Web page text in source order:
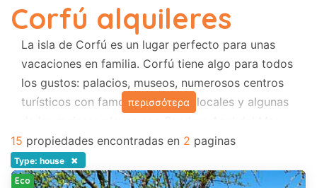
Buscar
Adultos
Corfú alquileres
La isla de Corfú es un lugar perfecto para unas
vacaciones en familia. Corfú tiene algo para todos
los gustos: palacios, museos, numerosos centros
turísticos con famosas tabernas locales y algunas
Jónico. Hay actividades marítimas organizadas y
parques acuáticos. Hay fiestas locales todas las
semanas. Visitar la ciudad de Corfú garantiza una
περισσότερα
15 propiedades encontradas en 2 paginas
Type: house ×
Eco